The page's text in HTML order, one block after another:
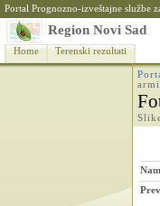
Portal Prognozno-izveštajne službe
Region Novi Sad
Home Terenski rezultati